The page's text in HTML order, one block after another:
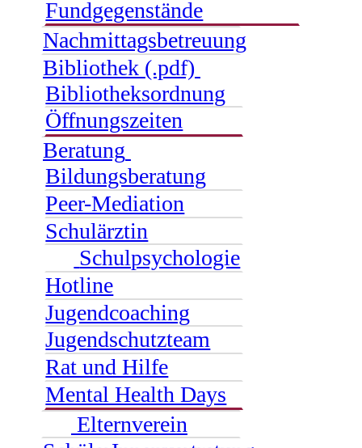
Fundgegenstände
Nachmittagsbetreuung
Bibliothek (.pdf)
Bibliotheksordnung
Öffnungszeiten
Beratung
Bildungsberatung
Peer-Mediation
Schulärztin
Schulpsychologie
Hotline
Jugendcoaching
Jugendschutzteam
Rat und Hilfe
Mental Health Days
Elternverein